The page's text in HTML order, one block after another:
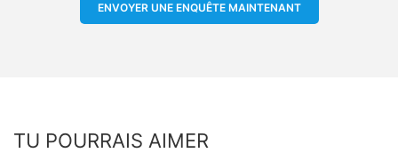
ENVOYER UNE ENQUÊTE MAINTENANT
TU POURRAIS AIMER